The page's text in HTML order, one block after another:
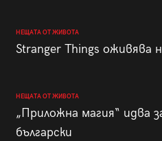
НЕЩАТА ОТ ЖИВОТА
Stranger Things оживява
НЕЩАТА ОТ ЖИВОТА
„Приложна магия“ идва
български